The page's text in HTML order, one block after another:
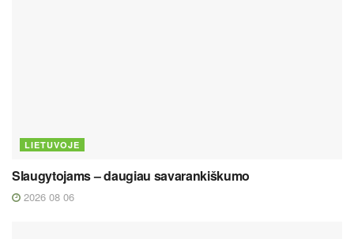
LIETUVOJE
Slaugytojams – daugiau savarankiškumo
2026 08 06